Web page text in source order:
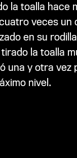
la toalla hace
veces un
en su
la toalla
una y otra vez
nivel.